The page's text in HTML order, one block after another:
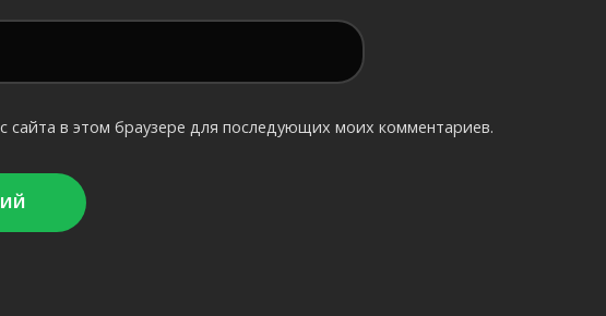
сайта в этом браузере для последующих моих комментариев.